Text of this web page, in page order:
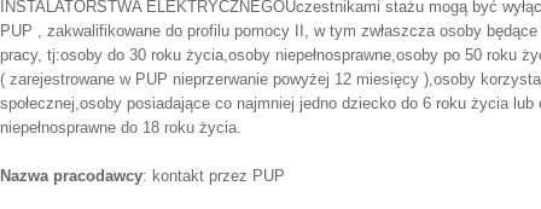
INSTALATORSTWA ELEKTRYCZNEGOUczestnikami stażu mogą być
PUP , zakwalifikowane do profilu pomocy II, w tym zwłaszcza osoby
pracy, tj:osoby do 30 roku życia,osoby niepełnosprawne,osoby po 50 roku
( zarejestrowane w PUP nieprzerwanie powyżej 12 miesięcy ),osoby
społecznej,osoby posiadające co najmniej jedno dziecko do 6 roku życia
niepełnosprawne do 18 roku życia.
Nazwa pracodawcy: kontakt przez PUP